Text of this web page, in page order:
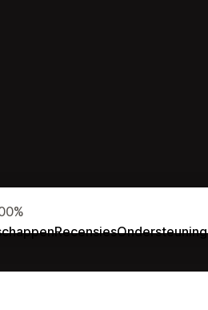
RecensiesOndersteuning